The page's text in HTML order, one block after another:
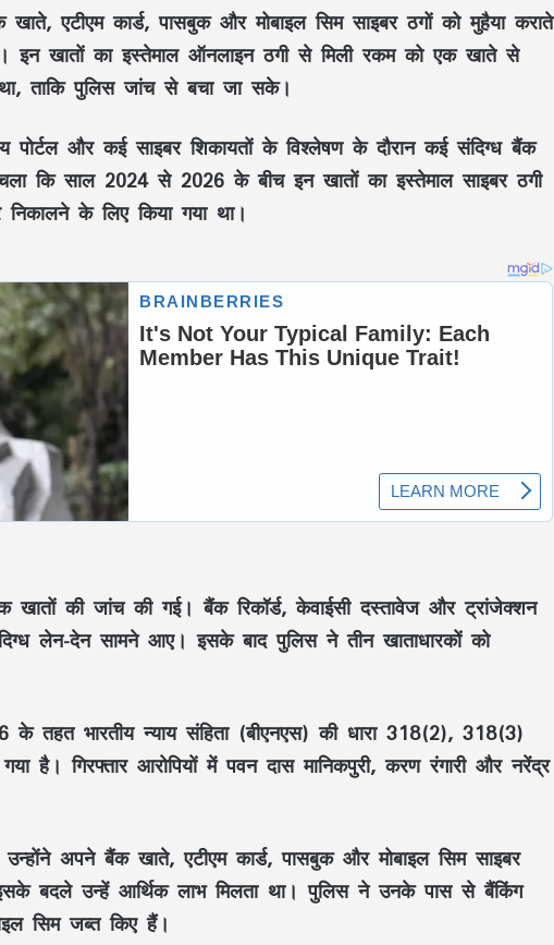
एटीएम कार्ड, पासबुक और मोबाइल सिम साइबर ठगों को मुहैया कराते
खातों का इस्तेमाल ऑनलाइन ठगी से मिली रकम को एक खाते से
ताकि पुलिस जांच से बचा जा सके।
और कई साइबर शिकायतों के विश्लेषण के दौरान कई संदिग्ध बैंक
कि साल 2024 से 2026 के बीच इन खातों का इस्तेमाल साइबर ठगी
के लिए किया गया था।
की जांच की गई। बैंक रिकॉर्ड, केवाईसी दस्तावेज और ट्रांजेक्शन
लेन-देन सामने आए। इसके बाद पुलिस ने तीन खाताधारकों को
तहत भारतीय न्याय संहिता (बीएनएस) की धारा 318(2), 318(3)
है। गिरफ्तार आरोपियों में पवन दास मानिकपुरी, करण रंगारी और नरेंद्र
अपने बैंक खाते, एटीएम कार्ड, पासबुक और मोबाइल सिम साइबर
बदले उन्हें आर्थिक लाभ मिलता था। पुलिस ने उनके पास से बैंकिंग
सिम जब्त किए हैं।